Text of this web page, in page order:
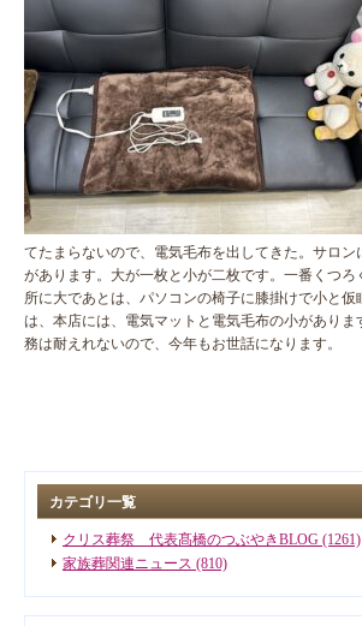
てたまらないので、電気毛布を出してきた。サロン
があります。大が一枚と小が二枚です。一番くつろ
所に大であとは、パソコンの椅子に膝掛けで小と仮
は、本店には、電気マットと電気毛布の小がありま
務は耐えれないので、今年もお世話になります。
カテゴリ一覧
クリス葬祭 代表髙橋のつぶやきBLOG (1261)
家族葬関連ニュース (810)